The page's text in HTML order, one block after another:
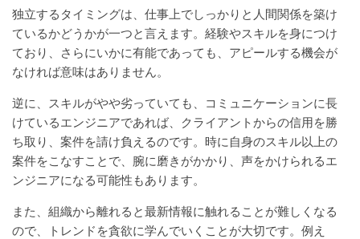
独立するタイミングは、仕事上でしっかりと人間関係を築け
ているかどうかが一つと言えます。経験やスキルを身につけ
ており、さらにいかに有能であっても、アピールする機会が
なければ意味はありません。
逆に、スキルがやや劣っていても、コミュニケーションに長
けているエンジニアであれば、クライアントからの信用を勝
ち取り、案件を請け負えるのです。時に自身のスキル以上の
案件をこなすことで、腕に磨きがかかり、声をかけられるエ
ンジニアになる可能性もあります。
また、組織から離れると最新情報に触れることが難しくなる
ので、トレンドを貪欲に学んでいくことが大切です。例え